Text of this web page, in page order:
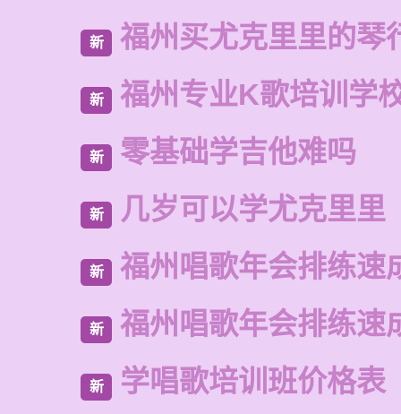
新 福州买尤克里里的琴
新 福州专业K歌培训学
新 零基础学吉他难吗
新 几岁可以学尤克里里
新 福州唱歌年会排练速
新 福州唱歌年会排练速
新 学唱歌培训班价格表